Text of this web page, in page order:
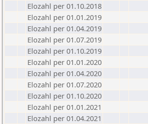
Elozahl per 01.10.2018
Elozahl per 01.01.2019
Elozahl per 01.04.2019
Elozahl per 01.07.2019
Elozahl per 01.10.2019
Elozahl per 01.01.2020
Elozahl per 01.04.2020
Elozahl per 01.07.2020
Elozahl per 01.10.2020
Elozahl per 01.01.2021
Elozahl per 01.04.2021